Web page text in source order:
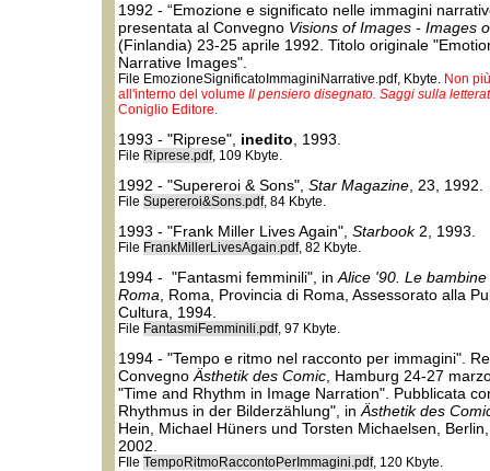
1992 - “Emozione e significato nelle immagini
presentata al Convegno Visions of Images - Images
(Finlandia) 23-25 aprile 1992. Titolo originale
Narrative Images".
File EmozioneSignificatoImmaginiNarrative.pdf, Kbyte. Non
all'interno del volume Il pensiero disegnato. Saggi sulla
Coniglio Editore.
1993 - "Riprese", inedito , 1993.
File Riprese.pdf, 109 Kbyte.
1992 - "Supereroi & Sons", Star Magazine , 23, 1992.
File Supereroi&Sons.pdf, 84 Kbyte.
1993 - "Frank Miller Lives Again", Starbook2, 1993.
File FrankMillerLivesAgain.pdf, 82 Kbyte.
1994 - "Fantasmi femminili", in Alice '90. Le
Roma , Roma, Provincia di Roma, Assessorato alla
Cultura, 1994.
File FantasmiFemminili.pdf, 97 Kbyte.
1994 - "Tempo e ritmo nel racconto per immagini".
Convegno Ästhetik des Comic , Hamburg 24-27
"Time and Rhythm in Image Narration". Pubblicata
Rhythmus in der Bilderzählung", in Ästhetik des
Hein, Michael Hüners und Torsten Michaelsen,
2002.
FIle TempoRitmoRaccontoPerImmagini.pdf, 120 Kbyte.